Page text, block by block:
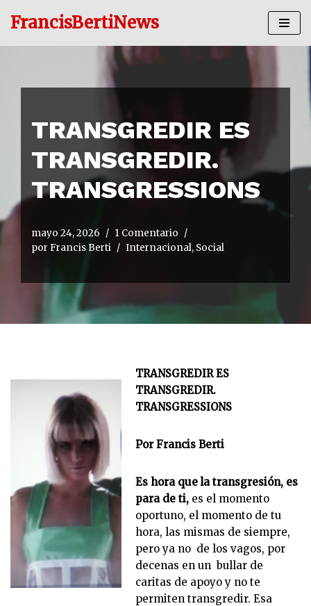
FrancisBertiNews
TRANSGREDIR ES
TRANSGREDIR.
TRANSGRESSIONS
mayo 24, 2026
1 Comentario
por Francis Berti Internacional, Social
TRANSGREDIR ES
TRANSGREDIR.
TRANSGRESSIONS
Por Francis Berti
Es hora que la transgresión, es
para de ti, es el momento
oportuno, el momento de tu
hora, las mismas de siempre,
pero ya no de los vagos, por
decenas en un bullar de
caritas de apoyo y no te
permiten transgredir. Esa